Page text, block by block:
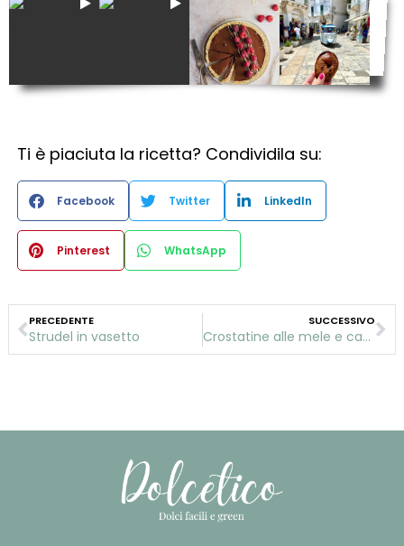
Ti è piaciuta la ricetta? Condividila su:
Facebook Twitter LinkedIn
Pinterest WhatsApp
PRECEDENTE
Strudel in vasetto
SUCCESSIVO
Crostatine alle mele e cannella, senza latte e senza uova